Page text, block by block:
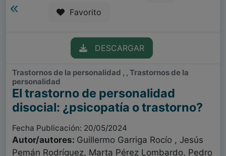
Favorito
DESCARGAR
Trastornos de la personalidad , , Trastornos de la
personalidad
El trastorno de personalidad
disocial: ¿psicopatía o trastorno?
Fecha Publicación: 20/05/2024
Autor/autores: Guillermo Garriga Rocío , Jesús
Pemán Rodríguez, Marta Pérez Lombardo, Pedro